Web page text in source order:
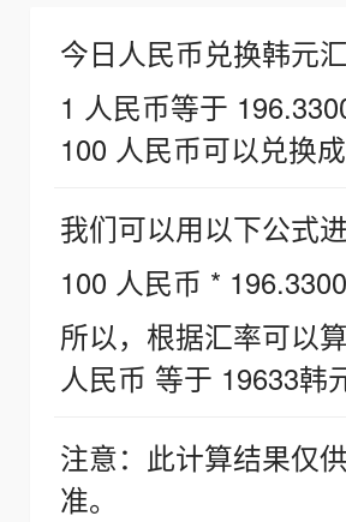
今日人民币兑换韩元汇
1 人民币等于
100 人民币可以兑换
我们可以用以下公式进
100 人民币 *
所以，根据汇率可以
人民币 等于 19633韩
注意：此计算结果仅
准。